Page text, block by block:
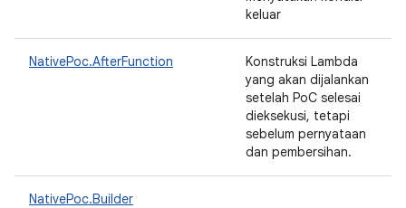
keluar
NativePoc.AfterFunction
Konstruksi Lambda
yang akan dijalankan
setelah PoC selesai
dieksekusi, tetapi
sebelum pernyataan
dan pembersihan.
NativePoc.Builder